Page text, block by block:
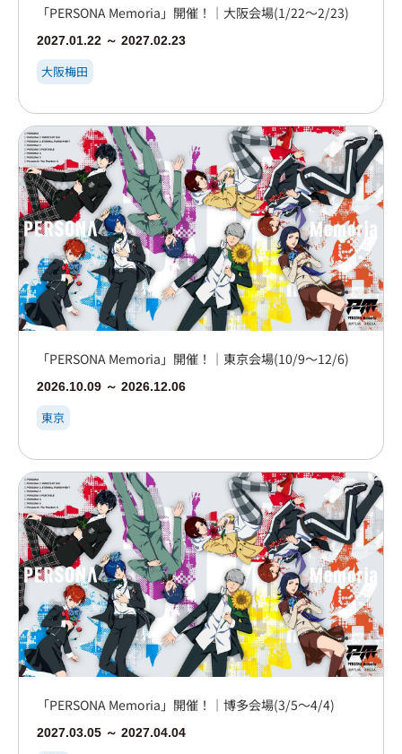
「PERSONA Memoria」開催！｜大阪会場(1/22～2/23)
2027.01.22 ～ 2027.02.23
大阪梅田
「PERSONA Memoria」開催！｜東京会場(10/9～12/6)
2026.10.09 ～ 2026.12.06
東京
「PERSONA Memoria」開催！｜博多会場(3/5～4/4)
2027.03.05 ～ 2027.04.04